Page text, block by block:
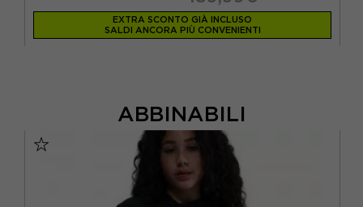
EXTRA SCONTO GIÀ INCLUSO
SALDI ANCORA PIÙ CONVENIENTI
ABBINABILI